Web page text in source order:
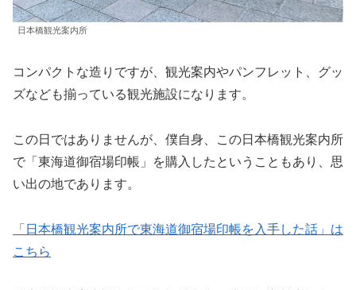
日本橋観光案内所
コンパクトな造りですが、観光案内やパンフレット、グッ
ズなども揃っている観光施設になります。
この日ではありませんが、僕自身、この日本橋観光案内所
で「東海道御宿場印帳」を購入したということもあり、思
い出の地であります。
「日本橋観光案内所で東海道御宿場印帳を入手した話」は
こちら